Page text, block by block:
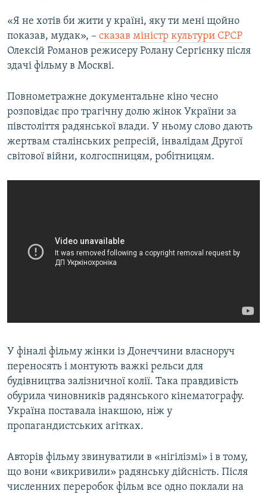
«Я не хотів би жити у країні, яку ти мені щойно
показав, мудак», – сказав міністр культури СРСР
Олексій Романов режисеру Ролану Сергієнку після
здачі фільму в Москві.
Повнометражне документальне кіно чесно
розповідає про трагічну долю жінок України за
півстоліття радянської влади. У ньому слово дають
жертвам сталінських репресій, інвалідам Другої
світової війни, колгоспницям, робітницям.
У фіналі фільму жінки із Донеччини власноруч
переносять і монтують важкі рельси для
будівництва залізничної колії. Така правдивість
обурила чиновників радянського кінематографу.
Україна поставала інакшою, ніж у
пропагандистських агітках.
Авторів фільму звинуватили в «нігілізмі» і в тому,
що вони «викривили» радянську дійсність. Після
численних переробок фільм все одно поклали на